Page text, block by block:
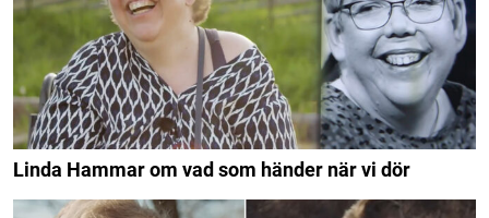
Linda Hammar om vad som händer när vi dör